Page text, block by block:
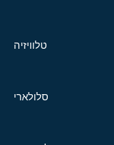
טלוויזיה
סלולארי